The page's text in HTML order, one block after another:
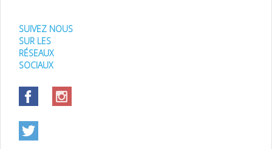
SUIVEZ NOUS
SUR LES
RÉSEAUX
SOCIAUX